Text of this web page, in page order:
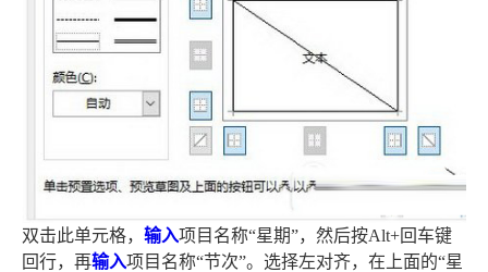
双击此单元格， 输入项目名称“星期”，然后按Alt+回车键
回行，再输入项目名称“节次”。选择左对齐，在上面的“星